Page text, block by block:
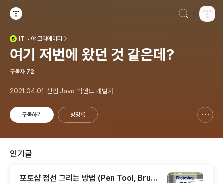
IT 분야 크리에이터
여기 저번에 왔던 것 같은데?
구독자 72
2021.04.01 신입 Java 백엔드 개발자
구독하기 방명록
인기글
포토샵 점선 그리는 방법 (Pen Tool, Brus